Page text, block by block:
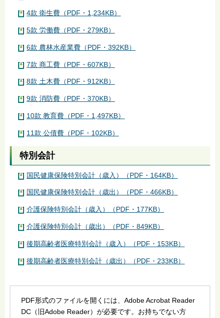
4款 衛生費（PDF・1,234KB）
5款 労働費（PDF・279KB）
6款 農林水産業費（PDF・392KB）
7款 商工費（PDF・607KB）
8款 土木費（PDF・912KB）
9款 消防費（PDF・370KB）
10款 教育費（PDF・1,497KB）
11款 公債費（PDF・102KB）
特別会計
国民健康保険特別会計（歳入）（PDF・164KB）
国民健康保険特別会計（歳出）（PDF・466KB）
介護保険特別会計（歳入）（PDF・177KB）
介護保険特別会計（歳出）（PDF・849KB）
後期高齢者医療特別会計（歳入）（PDF・153KB）
後期高齢者医療特別会計（歳出）（PDF・233KB）
PDF形式のファイルを開くには、Adobe Acrobat Reader
DC（旧Adobe Reader）が必要です。お持ちでない方